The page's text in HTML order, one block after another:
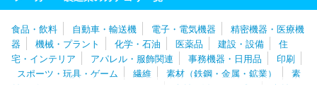
サファーマ株式会社
塩野義製薬株式会社 千寿製薬株式会社
タ
カラバイオ株式会社
森下仁丹株式会社
キッセイ薬品工業株式会
社
バイエル薬品株式会社 住友ファーマ株式会社
東亜薬品株式
会社
マルホ株式会社 日医工株式会社
日本全薬工業株式会社
食品・飲料 自動車・輸送機 電子・電気機器
精密機器・医療機
器
機械・プラント 化学・石油 医薬品 建設・設備
住
宅・インテリア
アパレル・服飾関連 事務機器・日用品
印刷
スポーツ・玩具・ゲーム
繊維 素材（鉄鋼・金属・鉱業）
素
材（ゴム・ガラス・セラミックス）
素材（紙・パルプ）
素材